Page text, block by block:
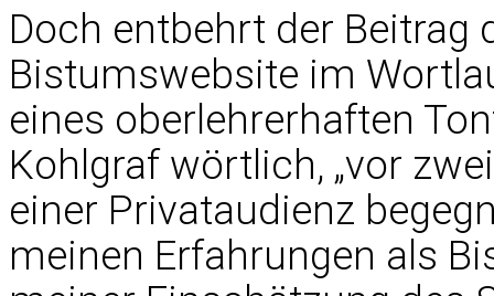
Doch entbehrt der Beitrag
Bistumswebsite im
eines oberlehrerhaften
Kohlgraf wörtlich, „vor
einer Privataudienz
meinen Erfahrungen als